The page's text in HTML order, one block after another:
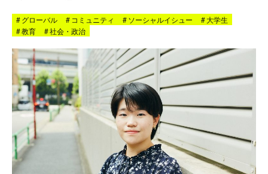
#グローバル # コミュニティ #ソーシャルイシュー #大学生
#教育 #社会・政治